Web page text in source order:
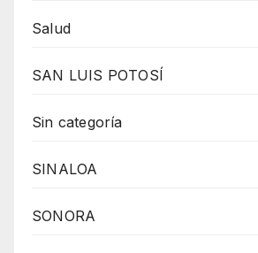
Salud
SAN LUIS POTOSÍ
Sin categoría
SINALOA
SONORA